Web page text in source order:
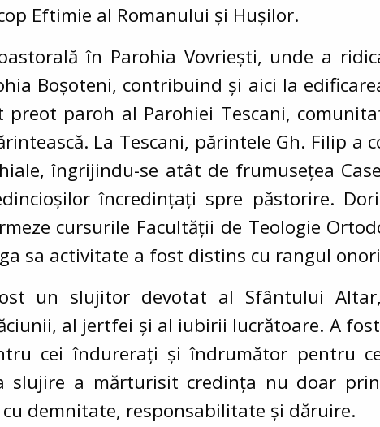
Eftimie al Romanului și Hușilor.
în Parohia Vovriești, unde a
Boșoteni, contribuind și aici la
paroh al Parohiei Tescani,
La Tescani, părintele Gh. Filip a
îngrijindu-se atât de frumusețea
încredințați spre păstorire.
cursurile Facultății de Teologie
sa activitate a fost distins cu rangul
un slujitor devotat al Sfântului
al jertfei și al iubirii lucrătoare. A
cei îndurerați și îndrumător pentru
slujire a mărturisit credința nu doar
demnitate, responsabilitate și dăruire.